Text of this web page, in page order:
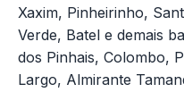
Xaxim, Pinheirinho,
Verde, Batel e demais
dos Pinhais, Colombo,
Largo, Almirante